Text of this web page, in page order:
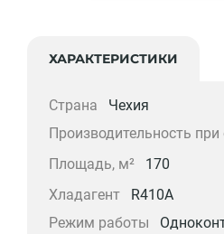
ХАРАКТЕРИСТИКИ
Страна Чехия
Производительность
Площадь, м²
170
Хладагент
R410A
Режим работы